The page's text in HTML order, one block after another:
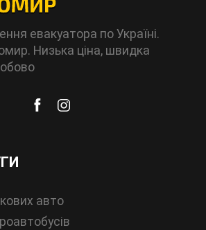
евакуатора по Україні.
Низька ціна, швидка
авто